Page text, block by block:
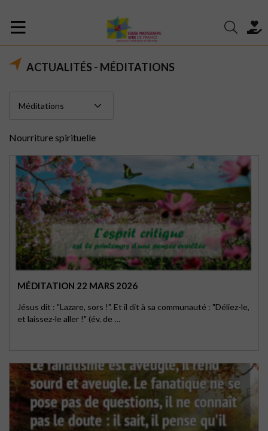
ACTUALITÉS - MÉDITATIONS
Nourriture spirituelle
MÉDITATION 22 MARS 2026
Jésus dit : "Lazare, sors !". Et il dit à sa communauté : "Déliez-le,
et laissez-le aller !" (év. de …